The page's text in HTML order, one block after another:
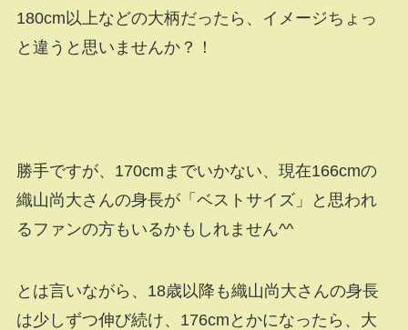
180cm以上などの大柄だったら、イメージちょっ
と違うと思いませんか？！
勝手ですが、170cmまでいかない、現在166cmの
織山尚大さんの身長が「ベストサイズ」と思われ
るファンの方もいるかもしれません^^
とは言いながら、18歳以降も織山尚大さんの身長
は少しずつ伸び続け、176cmとかになったら、大